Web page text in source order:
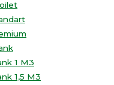
1 M3
1,5 M3